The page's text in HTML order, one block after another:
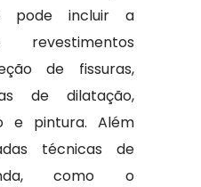
pode incluir a
revestimentos
de fissuras,
de dilatação,
e pintura. Além
técnicas de
como o